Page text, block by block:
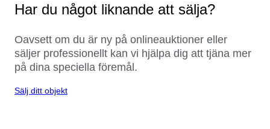
Har du något liknande att sälja?
Oavsett om du är ny på onlineauktioner eller
säljer professionellt kan vi hjälpa dig att tjäna mer
på dina speciella föremål.
Sälj ditt objekt